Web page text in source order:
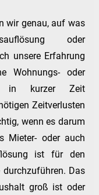
wir genau, auf was
oder
unsere Erfahrung
Wohnungs- oder
in kurzer Zeit
Zeitverlusten
wenn es darum
Mieter- oder auch
ist für den
Das
groß ist oder